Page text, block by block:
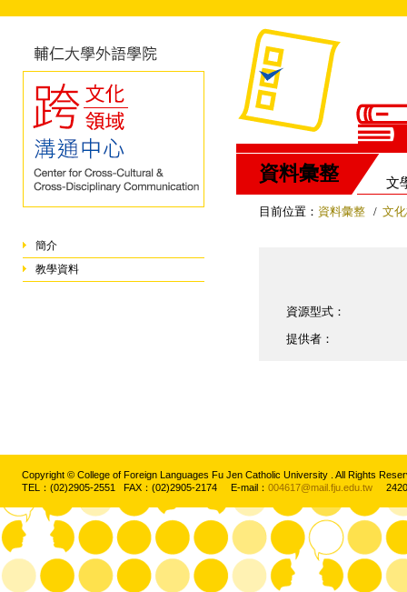
簡介
教學資料
資料彙整 文
目前位置： 資料彙整 / 文
資源型式：
提供者：
Copyright © College of Foreign Languages Fu Jen Catholic University . All Rights
TEL：(02)2905-2551 FAX：(02)2905-2174 E-mail： 004617@mail.fju.edu.tw